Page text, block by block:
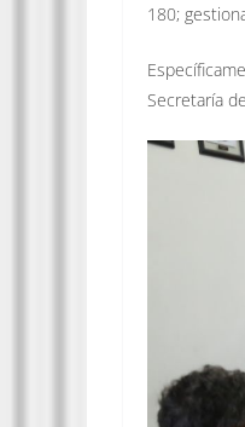
180;
Secretaría